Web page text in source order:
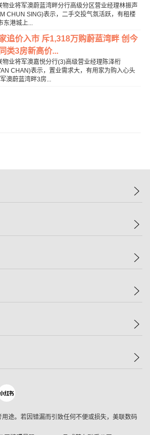
物业将军澳蔚蓝湾畔分行高级分区营业经理林振声
CHUN SING)表示，二手交投气氛活跃，有租楼
东港城上...
追价入市 斥1,318万购蔚蓝湾畔 创今
类3房新高价...
物业将军澳嘉悦分行(3)高级营业经理陈泽桁
CHAN)表示，置业需求大，有用家为购入心头
澳蔚蓝湾畔3房...
途。若因错漏而引致任何不便或损失，美联数码